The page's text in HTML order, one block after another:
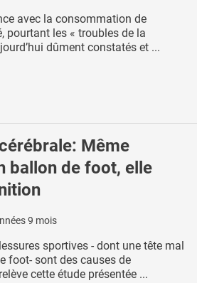
avec la consommation de
pourtant les « troubles de la
dûment constatés et ...
Même
ballon de foot, elle
9 mois
sportives - dont une tête mal
foot- sont des causes de
cette étude présentée ...